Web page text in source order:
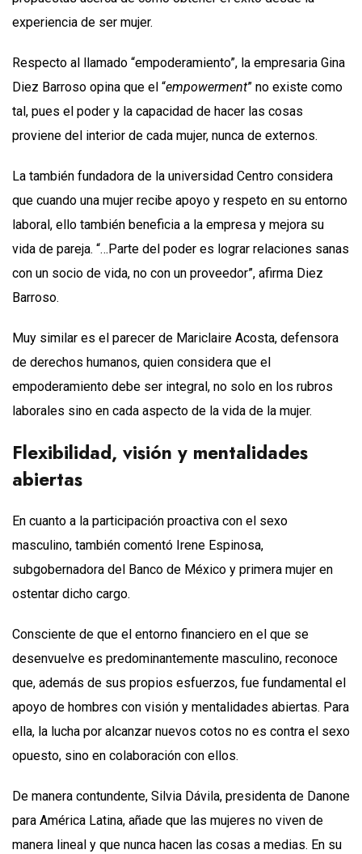
experiencia de ser mujer.
Respecto al llamado “empoderamiento”, la empresaria Gina
Diez Barroso opina que el “empowerment” no existe como
tal, pues el poder y la capacidad de hacer las cosas
proviene del interior de cada mujer, nunca de externos.
La también fundadora de la universidad Centro considera
que cuando una mujer recibe apoyo y respeto en su entorno
laboral, ello también beneficia a la empresa y mejora su
vida de pareja. “…Parte del poder es lograr relaciones sanas
con un socio de vida, no con un proveedor”, afirma Diez
Barroso.
Muy similar es el parecer de Mariclaire Acosta, defensora
de derechos humanos, quien considera que el
empoderamiento debe ser integral, no solo en los rubros
laborales sino en cada aspecto de la vida de la mujer.
Flexibilidad, visión y mentalidades
abiertas
En cuanto a la participación proactiva con el sexo
masculino, también comentó Irene Espinosa,
subgobernadora del Banco de México y primera mujer en
ostentar dicho cargo.
Consciente de que el entorno financiero en el que se
desenvuelve es predominantemente masculino, reconoce
que, además de sus propios esfuerzos, fue fundamental el
apoyo de hombres con visión y mentalidades abiertas. Para
ella, la lucha por alcanzar nuevos cotos no es contra el sexo
opuesto, sino en colaboración con ellos.
De manera contundente, Silvia Dávila, presidenta de Danone
para América Latina, añade que las mujeres no viven de
manera lineal y que nunca hacen las cosas a medias. En su